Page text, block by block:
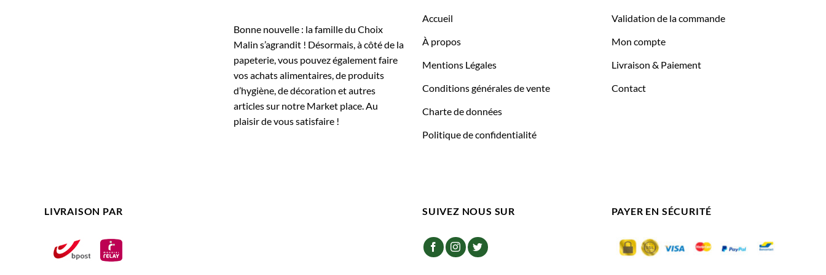
Bonne nouvelle : la famille du Choix
Malin s’agrandit ! Désormais, à côté de la
papeterie, vous pouvez également faire
vos achats alimentaires, de produits
d’hygiène, de décoration et autres
articles sur notre Market place. Au
plaisir de vous satisfaire !
Accueil
À propos
Mentions Légales
Conditions générales de vente
Charte de données
Politique de confidentialité
Validation de la commande
Mon compte
Livraison & Paiement
Contact
LIVRAISON PAR SUIVEZ NOUS SUR PAYER EN SÉCURITÉ